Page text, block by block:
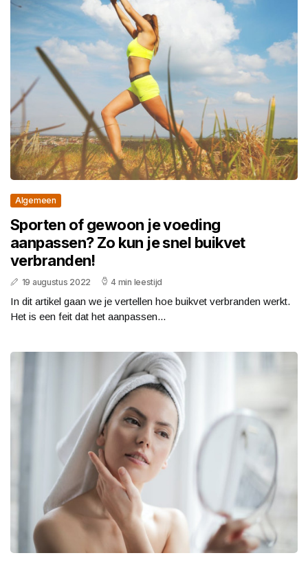
Algemeen
Sporten of gewoon je voeding
aanpassen? Zo kun je snel buikvet
verbranden!
19 augustus 2022 4 min leestijd
In dit artikel gaan we je vertellen hoe buikvet verbranden werkt.
Het is een feit dat het aanpassen...